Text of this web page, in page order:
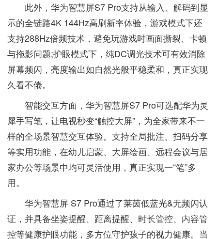
此外，华为智慧屏S7 Pro支持从输入、解码到显
示的全链路4K 144Hz高刷新率体验，游戏模式下还
支持288Hz倍频技术，避免玩游戏时画面撕裂、卡顿
与拖影问题;护眼模式下，纯DC调光技术可有效消除
屏幕频闪，亮度输出如自然光般平稳柔和，真正实现
久看不倦。
智能交互方面，华为智慧屏S7 Pro可选配华为灵
犀手写笔，让电视秒变“触控大屏”，为全家带来不一
样的全场景智慧交互体验。支持全局批注、扫码分享
等实用功能，在幼儿启蒙、大屏绘画、远程会议与居
家办公等场景中均可灵活使用，真正实现一“笔”多
用。
华为智慧屏 S7 Pro通过了莱茵低蓝光&无频闪认
证，并具备坐姿提醒、距离提醒、时长管控、内容管
控等健康护眼功能，多方位守护孩子的视力健康。当